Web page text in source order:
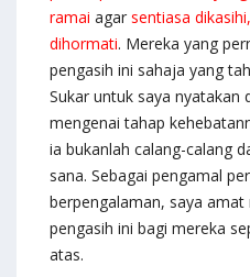
ramai agar sentiasa
dihormati. Mereka yang
pengasih ini sahaja yang
Sukar untuk saya nyatakan
mengenai tahap
ia bukanlah calang-calang
sana. Sebagai pengamal
berpengalaman, saya
pengasih ini bagi mereka
atas.